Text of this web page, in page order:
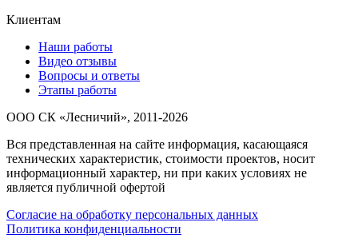
Клиентам
Наши работы
Видео отзывы
Вопросы и ответы
Этапы работы
ООО СК «Лесничий», 2011-2026
Вся представленная на сайте информация, касающаяся
технических характеристик, стоимости проектов, носит
информационный характер, ни при каких условиях не
является публичной офертой
Согласие на обработку персональных данных
Политика конфиденциальности